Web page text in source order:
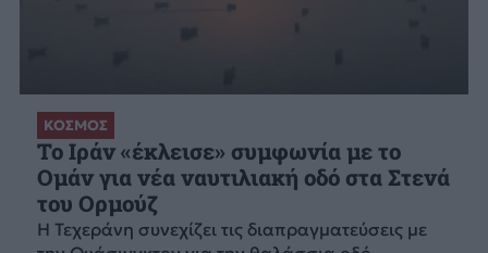
ΚΟΣΜΟΣ
Το Ιράν «έκλεισε» συμφωνία με το
Ομάν για νέα ναυτιλιακή οδό στα Στενά
του Ορμούζ
Η Τεχεράνη συνεχίζει τις διαπραγματεύσεις με